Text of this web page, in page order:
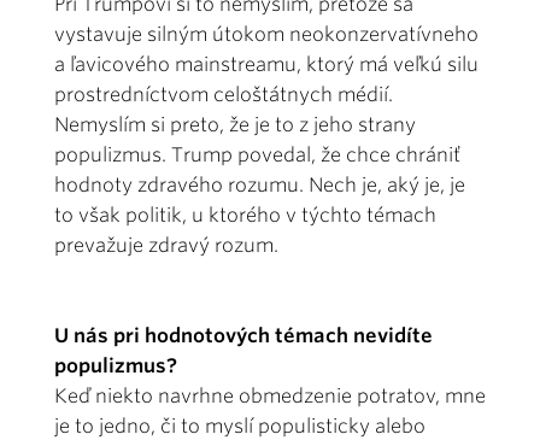
vystavuje silným útokom neokonzervatívneho
a ľavicového mainstreamu, ktorý má veľkú silu
prostredníctvom celoštátnych médií.
Nemyslím si preto, že je to z jeho strany
populizmus. Trump povedal, že chce chrániť
hodnoty zdravého rozumu. Nech je, aký je, je
to však politik, u ktorého v týchto témach
prevažuje zdravý rozum.
U nás pri hodnotových témach nevidíte
populizmus?
Keď niekto navrhne obmedzenie potratov, mne
je to jedno, či to myslí populisticky alebo